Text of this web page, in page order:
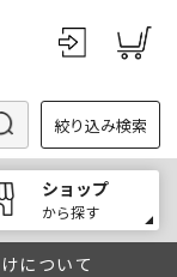
絞り込み検索
ショップ
から探す
について